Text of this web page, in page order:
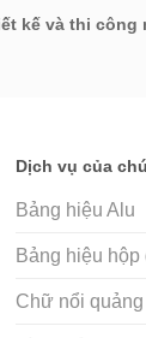
kế và thi công
Dịch vụ của
Bảng hiệu Alu
Bảng hiệu hộp
Chữ nổi